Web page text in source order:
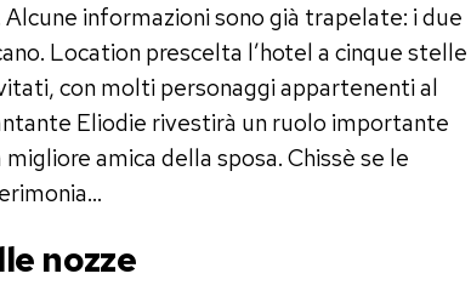
informazioni sono già trapelate: i due
Location prescelta l’hotel a cinque stelle
con molti personaggi appartenenti al
Eliodie rivestirà un ruolo importante
amica della sposa. Chissè se le
nozze